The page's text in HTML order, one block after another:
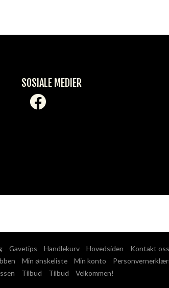
SOSIALE MEDIER
Gavetips Handlekurv Hovedsiden
Kontakt oss
Min ønskeliste Min konto
Tilbud Tilbud Velkommen!